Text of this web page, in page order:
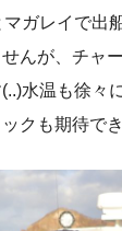
ガレイで出
んが、チャ
水温も徐々
クも期待で